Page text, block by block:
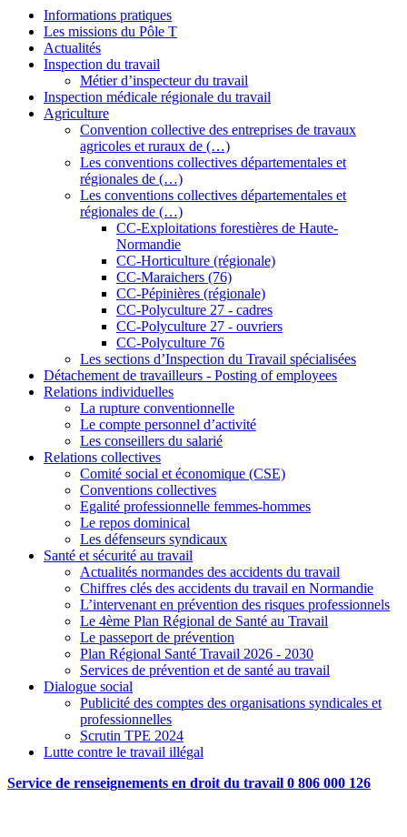
Informations pratiques
Les missions du Pôle T
Actualités
Inspection du travail
Métier d’inspecteur du travail
Inspection médicale régionale du travail
Agriculture
Convention collective des entreprises de travaux
agricoles et ruraux de (…)
Les conventions collectives départementales et
régionales de (…)
Les conventions collectives départementales et
régionales de (…)
CC-Exploitations forestières de Haute-
Normandie
CC-Horticulture (régionale)
CC-Maraichers (76)
CC-Pépinières (régionale)
CC-Polyculture 27 - cadres
CC-Polyculture 27 - ouvriers
CC-Polyculture 76
Les sections d’Inspection du Travail spécialisées
Détachement de travailleurs - Posting of employees
Relations individuelles
La rupture conventionnelle
Le compte personnel d’activité
Les conseillers du salarié
Relations collectives
Comité social et économique (CSE)
Conventions collectives
Egalité professionnelle femmes-hommes
Le repos dominical
Les défenseurs syndicaux
Santé et sécurité au travail
Actualités normandes des accidents du travail
Chiffres clés des accidents du travail en Normandie
L’intervenant en prévention des risques professionnels
Le 4ème Plan Régional de Santé au Travail
Le passeport de prévention
Plan Régional Santé Travail 2026 - 2030
Services de prévention et de santé au travail
Dialogue social
Publicité des comptes des organisations syndicales et
professionnelles
Scrutin TPE 2024
Lutte contre le travail illégal
Service de renseignements en droit du travail 0 806 000 126